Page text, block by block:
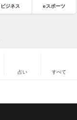
ビジネス eスポーツ
占い すべて